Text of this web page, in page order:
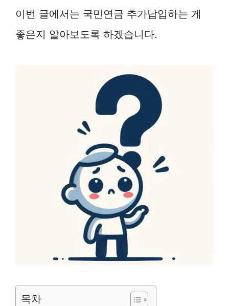
이번 글에서는 국민연금 추가납입하는 게
좋은지 알아보도록 하겠습니다.
목차